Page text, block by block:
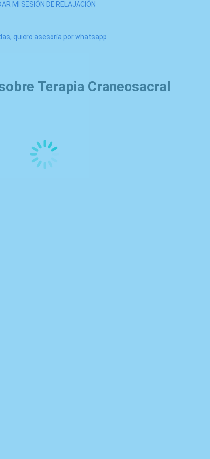
MI SESIÓN DE RELAJACIÓN
quiero asesoría por whatsapp
Terapia Craneosacral